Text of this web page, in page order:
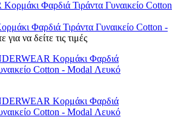
Φαρδιά Τιράντα Γυναικείο Cotton -
για να δείτε τις τιμές